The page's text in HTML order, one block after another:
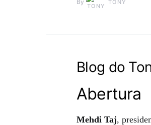
By TONY
Blog do
Abertura
Mehdi Taj,